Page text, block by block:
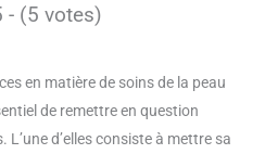
- (5 votes)
en matière de soins de la peau
de remettre en question
d’elles consiste à mettre sa